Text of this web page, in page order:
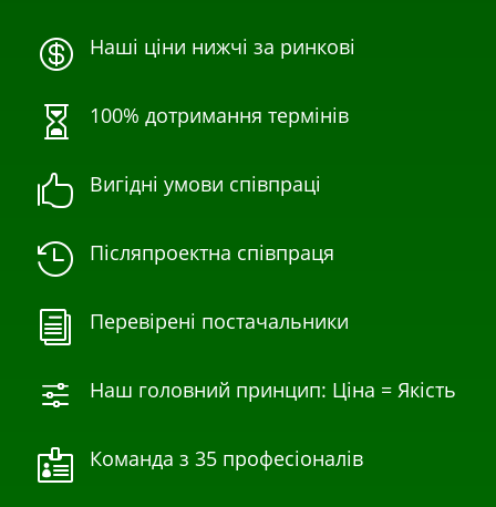
 Наші ціни нижчі за ринкові
 100% дотримання термінів
 Вигідні умови співпраці
 Післяпроектна співпраця
i Перевірені постачальники
f Наш головний принцип: Ціна = Якість
 Команда з 35 професіоналів